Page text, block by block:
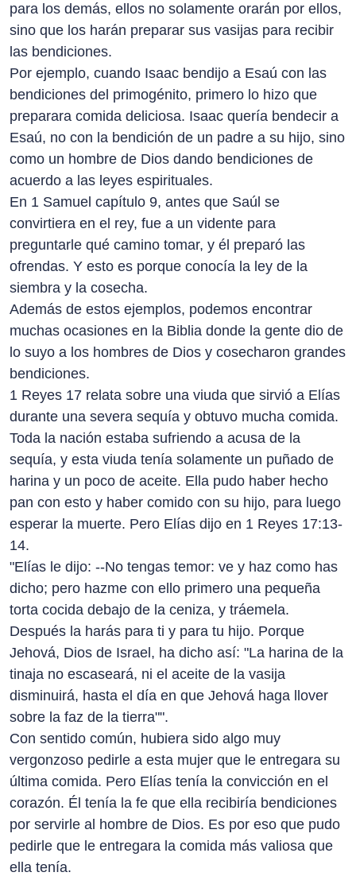
para los demás, ellos no solamente orarán por ellos,
sino que los harán preparar sus vasijas para recibir
las bendiciones.
Por ejemplo, cuando Isaac bendijo a Esaú con las
bendiciones del primogénito, primero lo hizo que
preparara comida deliciosa. Isaac quería bendecir a
Esaú, no con la bendición de un padre a su hijo, sino
como un hombre de Dios dando bendiciones de
acuerdo a las leyes espirituales.
En 1 Samuel capítulo 9, antes que Saúl se
convirtiera en el rey, fue a un vidente para
preguntarle qué camino tomar, y él preparó las
ofrendas. Y esto es porque conocía la ley de la
siembra y la cosecha.
Además de estos ejemplos, podemos encontrar
muchas ocasiones en la Biblia donde la gente dio de
lo suyo a los hombres de Dios y cosecharon grandes
bendiciones.
1 Reyes 17 relata sobre una viuda que sirvió a Elías
durante una severa sequía y obtuvo mucha comida.
Toda la nación estaba sufriendo a acusa de la
sequía, y esta viuda tenía solamente un puñado de
harina y un poco de aceite. Ella pudo haber hecho
pan con esto y haber comido con su hijo, para luego
esperar la muerte. Pero Elías dijo en 1 Reyes 17:13-
14.
"Elías le dijo: --No tengas temor: ve y haz como has
dicho; pero hazme con ello primero una pequeña
torta cocida debajo de la ceniza, y tráemela.
Después la harás para ti y para tu hijo. Porque
Jehová, Dios de Israel, ha dicho así: "La harina de la
tinaja no escaseará, ni el aceite de la vasija
disminuirá, hasta el día en que Jehová haga llover
sobre la faz de la tierra"".
Con sentido común, hubiera sido algo muy
vergonzoso pedirle a esta mujer que le entregara su
última comida. Pero Elías tenía la convicción en el
corazón. Él tenía la fe que ella recibiría bendiciones
por servirle al hombre de Dios. Es por eso que pudo
pedirle que le entregara la comida más valiosa que
ella tenía.